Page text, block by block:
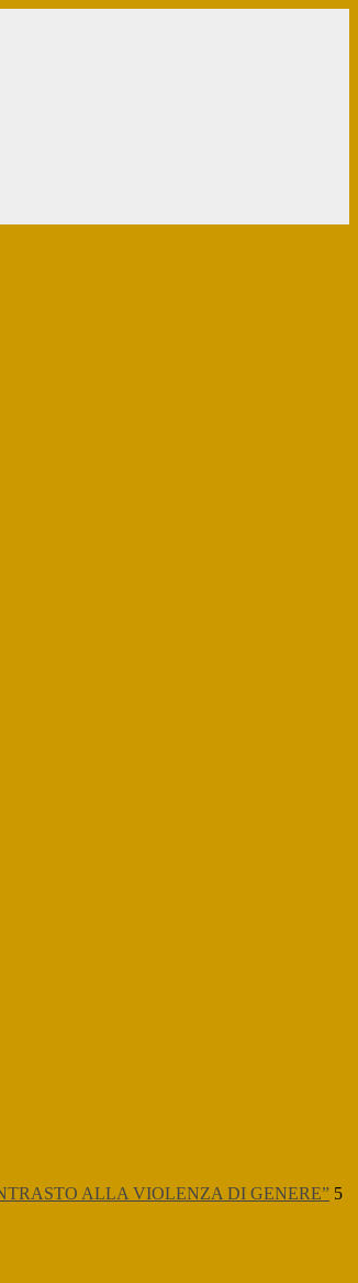
ALLA VIOLENZA DI GENERE” 5